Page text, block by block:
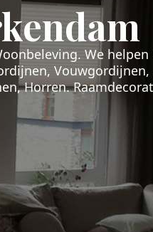
We helpen
Vouwgordijnen,
Horren.